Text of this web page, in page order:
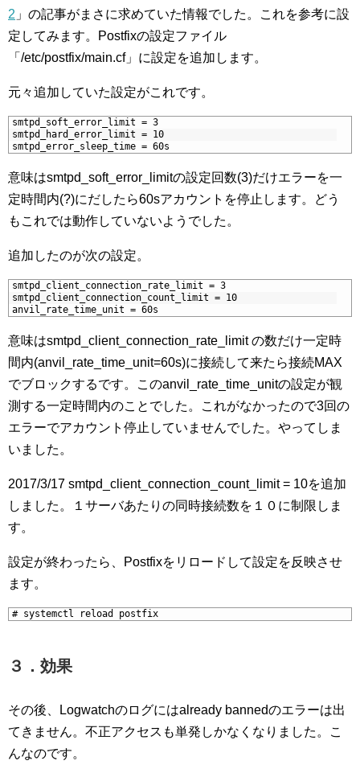
2 」の記事がまさに求めていた情報でした。これを参考に設
定してみます。Postfixの設定ファイル
「/etc/postfix/main.cf」に設定を追加します。
元々追加していた設定がこれです。
smtpd_soft_error_limit = 3
smtpd_hard_error_limit = 10
smtpd_error_sleep_time = 60s
意味はsmtpd_soft_error_limitの設定回数(3)だけエラーを一
定時間内(?)にだしたら60sアカウントを停止します。どう
もこれでは動作していないようでした。
追加したのが次の設定。
smtpd_client_connection_rate_limit = 3
smtpd_client_connection_count_limit = 10
anvil_rate_time_unit = 60s
意味はsmtpd_client_connection_rate_limit の数だけ一定時
間内(anvil_rate_time_unit=60s)に接続して来たら接続MAX
でブロックするです。このanvil_rate_time_unitの設定が観
測する一定時間内のことでした。これがなかったので3回の
エラーでアカウント停止していませんでした。やってしま
いました。
2017/3/17 smtpd_client_connection_count_limit = 10を追加
しました。１サーバあたりの同時接続数を１０に制限しま
す。
設定が終わったら、Postfixをリロードして設定を反映させ
ます。
# systemctl reload postfix
３．効果
その後、Logwatchのログにはalready bannedのエラーは出
てきません。不正アクセスも単発しかなくなりました。こ
んなのです。